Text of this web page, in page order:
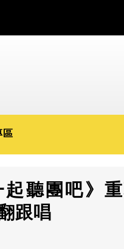
區
聽團吧》
跟唱